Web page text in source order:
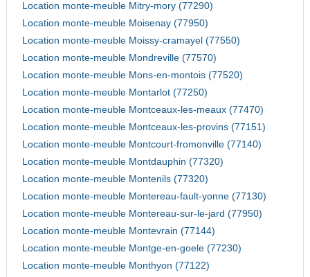
Location monte-meuble Mitry-mory (77290)
Location monte-meuble Moisenay (77950)
Location monte-meuble Moissy-cramayel (77550)
Location monte-meuble Mondreville (77570)
Location monte-meuble Mons-en-montois (77520)
Location monte-meuble Montarlot (77250)
Location monte-meuble Montceaux-les-meaux (77470)
Location monte-meuble Montceaux-les-provins (77151)
Location monte-meuble Montcourt-fromonville (77140)
Location monte-meuble Montdauphin (77320)
Location monte-meuble Montenils (77320)
Location monte-meuble Montereau-fault-yonne (77130)
Location monte-meuble Montereau-sur-le-jard (77950)
Location monte-meuble Montevrain (77144)
Location monte-meuble Montge-en-goele (77230)
Location monte-meuble Monthyon (77122)